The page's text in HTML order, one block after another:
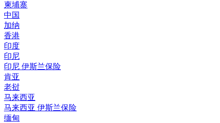
柬埔寨
中国
加纳
香港
印度
印尼
印尼 伊斯兰保险
肯亚
老挝
马来西亚
马来西亚 伊斯兰保险
缅甸